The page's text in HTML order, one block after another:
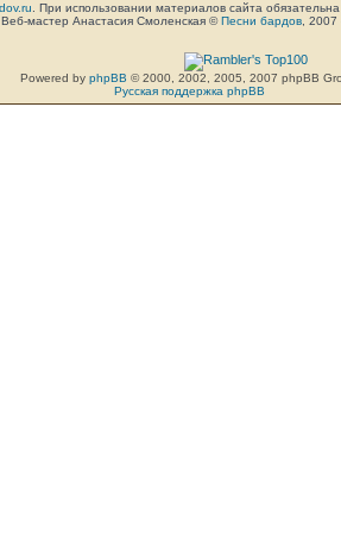
. При использовании материалов сайта
Веб-мастер Анастасия Смоленская ©Песни бардов ,
Powered by phpBB © 2000, 2002, 2005, 2007 phpBB
Русская поддержка phpBB